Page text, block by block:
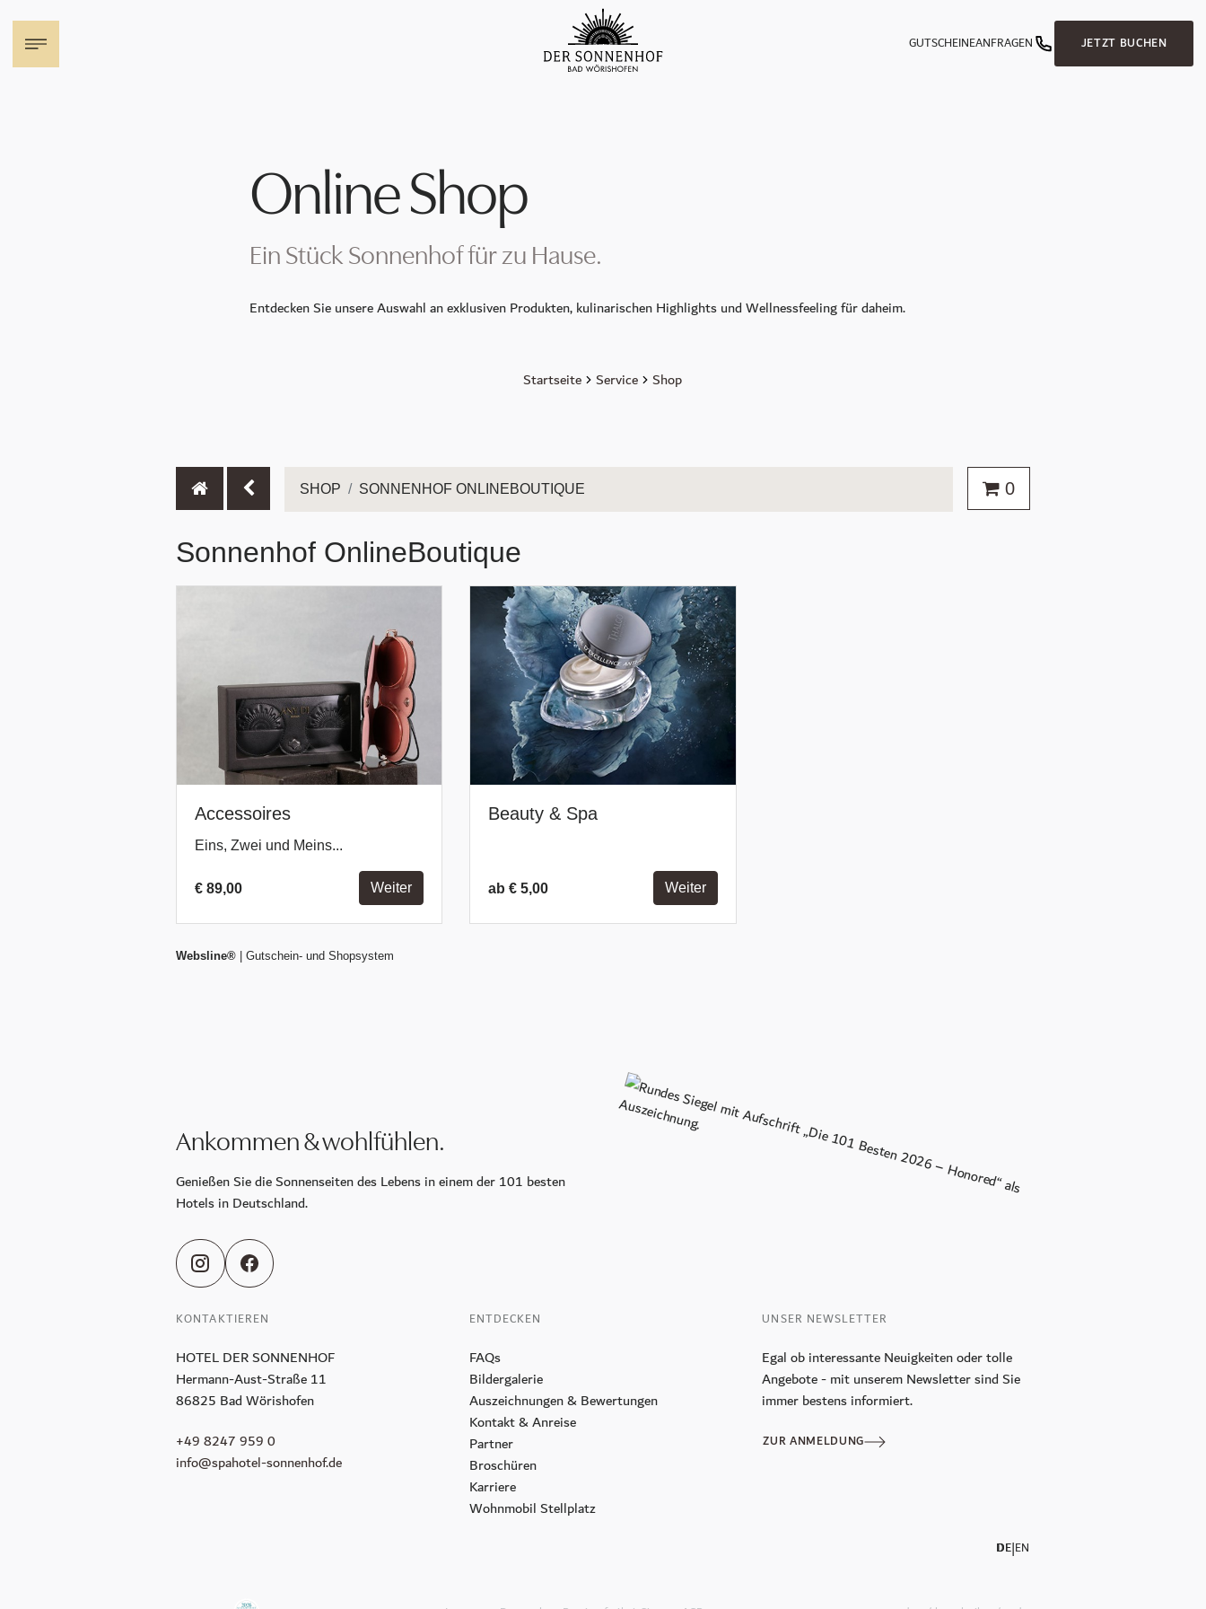
GUTSCHEINEANFRAGEN JETZT BUCHEN
Zimmer & Suiten
Familienurlaub
Wohnmobil Stellplatz
Kulinarik
König Ludwig Lounge
Sonntagsbrunch
Frühstück
Murano Bar
Der Wintergarten
Day Spa
Spa Mitgliedschaft
Pools
Sauna & Dampfbäder
Massage & Beauty
Medical Spa
Sport & Freizeit
Golf
Feiern & Tagen
Online Shop
Ein Stück Sonnenhof für zu Hause.
Entdecken Sie unsere Auswahl an exklusiven Produkten, kulinarischen Highlights und Wellnessfeeling für daheim.
Startseite Service Shop
Ankommen & wohlfühlen.
Genießen Sie die Sonnenseiten des Lebens in einem der 101 besten
Hotels in Deutschland.
KONTAKTIEREN
HOTEL DER SONNENHOF
Hermann-Aust-Straße 11
86825 Bad Wörishofen
+49 8247 959 0
info@spahotel-sonnenhof.de
ENTDECKEN
FAQs
Bildergalerie
Auszeichnungen & Bewertungen
Kontakt & Anreise
Partner
Broschüren
Karriere
Wohnmobil Stellplatz
UNSER NEWSLETTER
Egal ob interessante Neuigkeiten oder tolle
Angebote - mit unserem Newsletter sind Sie
immer bestens informiert.
ZUR ANMELDUNG
DE|EN